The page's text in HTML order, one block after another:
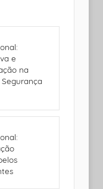
e
na